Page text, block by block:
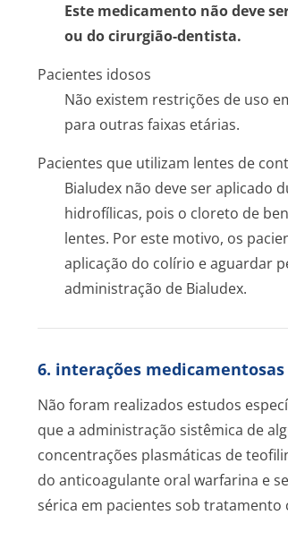
Este medicamento não deve
ou do cirurgião-dentista.
Pacientes idosos
Não existem restrições de uso
para outras faixas etárias.
Pacientes que utilizam lentes de
Bialudex não deve ser aplicado
hidrofílicas, pois o cloreto de
lentes. Por este motivo, os
aplicação do colírio e aguardar
administração de Bialudex.
6. interações medicamentosas
Não foram realizados estudos
que a administração sistêmica de
concentrações plasmáticas de
do anticoagulante oral warfarina e
sérica em pacientes sob tratamento